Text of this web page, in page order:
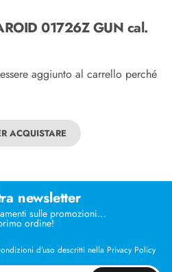
01726Z GUN cal.
aggiunto al carrello perché
ACQUISTARE
newsletter
sulle promozioni…
ordine!
d’uso descritti nella Privacy Policy